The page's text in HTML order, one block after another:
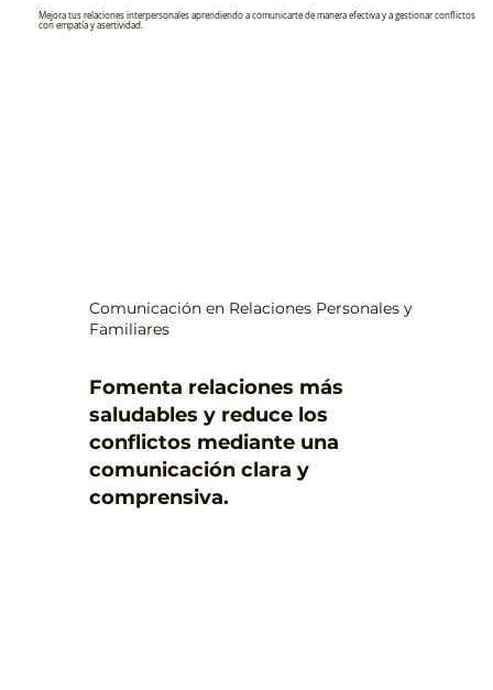
Mejora tus relaciones interpersonales aprendiendo a comunicarte de manera efectiva y a gestionar conflictos
con empatía y asertividad.
Comunicación en Relaciones Personales y
Familiares
Fomenta relaciones más
saludables y reduce los
conflictos mediante una
comunicación clara y
comprensiva.